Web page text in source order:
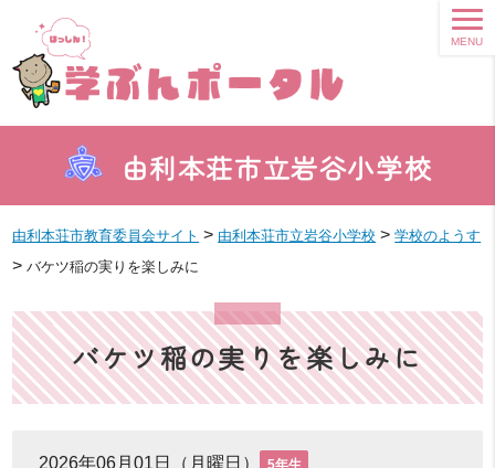
由利本荘市立岩谷小学校
MENU
由利本荘市教育委員会サイト > 由利本荘市立岩谷小学校 >学校のようす
>バケツ稲の実りを楽しみに
バケツ稲の実りを楽しみに
2026年06月01日（月曜日） 5年生